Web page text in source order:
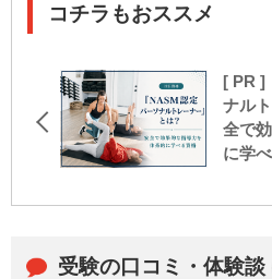
コチラもおススメ
[ PR ]
ナル
全で
に学
受験の口コミ・体験談